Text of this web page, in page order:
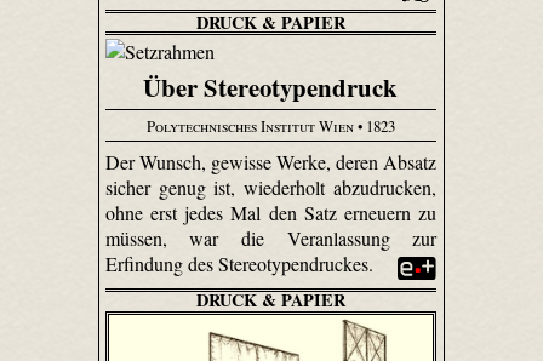
DRUCK & PAPIER
Über Stereotypendruck
Polytechnisches Institut Wien• 1823
Der Wunsch, gewisse Werke, deren Absatz
sicher genug ist, wiederholt abzudrucken,
ohne erst jedes Mal den Satz erneuern zu
müssen, war die Veranlassung zur
Erfindung des Stereotypendruckes.
DRUCK & PAPIER